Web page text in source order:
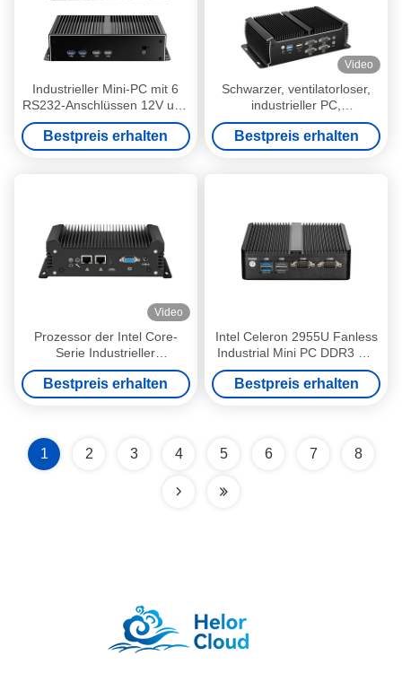
Industrieller Mini-PC mit 6
RS232-Anschlüssen 12V und
6 USB-Anschlüssen
Bestpreis erhalten
Video
Schwarzer, ventilatorloser,
industrieller PC,
Minicomputer, Intel Core,
Dual LAN, Dual Display,
Asynchrone Ausgabe
Bestpreis erhalten
Video
Prozessor der Intel Core-
Serie Industrieller
Ventilatorloser Computer
Mini-PC mit Dual LAN Dual
COM
Bestpreis erhalten
Intel Celeron 2955U Fanless
Industrial Mini PC DDR3 mit
8 GB RAM und Dual Ethernet
Bestpreis erhalten
1 2 3 4 5 6 7 8